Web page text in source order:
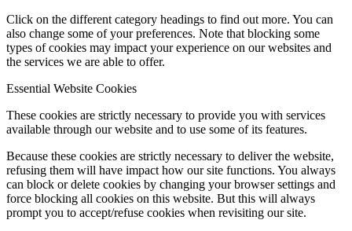
Click on the different category headings to find out more. You can
also change some of your preferences. Note that blocking some
types of cookies may impact your experience on our websites and
the services we are able to offer.
Essential Website Cookies
These cookies are strictly necessary to provide you with services
available through our website and to use some of its features.
Because these cookies are strictly necessary to deliver the website,
refusing them will have impact how our site functions. You always
can block or delete cookies by changing your browser settings and
force blocking all cookies on this website. But this will always
prompt you to accept/refuse cookies when revisiting our site.